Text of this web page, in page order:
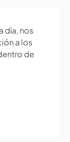
día, nos
a los
de